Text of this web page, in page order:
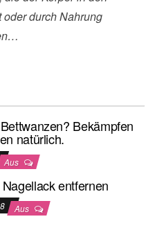
durch Nahrung
Bekämpfen
natürlich.
Aus
entfernen
Aus